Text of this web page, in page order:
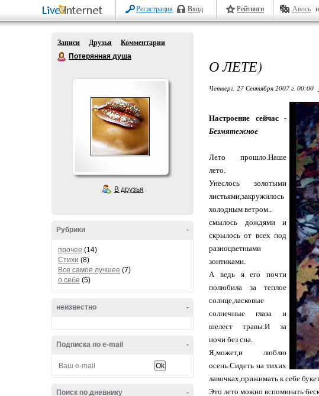
Регистрация Вход Рейтинги Авось
Записи Друзья
Комментарии
Потерянная душа
В друзья
-
Рубрики
прочее (14)
Стихи (8)
Все самое лучшее (7)
о себе (5)
-
неизвестно
-
Подписка по e-mail
-
Поиск по дневнику
О ЛЕТЕ)
Четверг, 27 Сентября 2007 г. 00:00
Настроение сейчас -
Безмятежное
Лето прошло.Наше
лето.
Унеслось золотыми
листьями,закружилось
холодным ветром..
смылось дождями и
скрылось от всех под
разноцветными
зонтиками.
А ведь я его почти
полюбила за теплое
солнце,ласковые
солнечные глаза и
шелест травы.И за
ночи без сна.
Я,может,и люблю
осень.Сидеть на тихих
лавочках,прижимать к себе
Это лето можно вспоминать